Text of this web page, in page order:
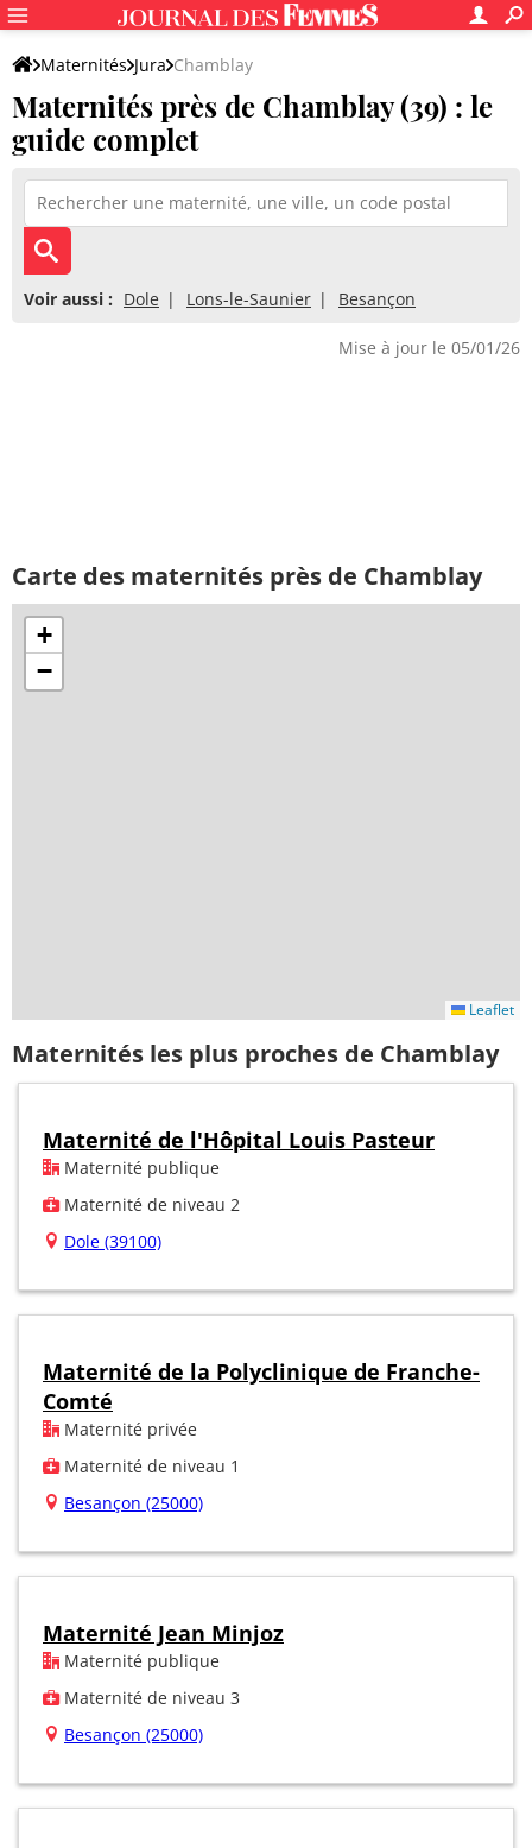
Maternités Jura Chamblay
Maternités près de Chamblay (39) : le
guide complet
Voir aussi : Dole Lons-le-Saunier Besançon
Mise à jour le 05/01/26
Carte des maternités près de Chamblay
+
−
Leaflet
Maternités les plus proches de Chamblay
Maternité de l'Hôpital Louis Pasteur
Maternité publique
Maternité de niveau 2
Dole (39100)
Maternité de la Polyclinique de Franche-
Comté
Maternité privée
Maternité de niveau 1
Besançon (25000)
Maternité Jean Minjoz
Maternité publique
Maternité de niveau 3
Besançon (25000)